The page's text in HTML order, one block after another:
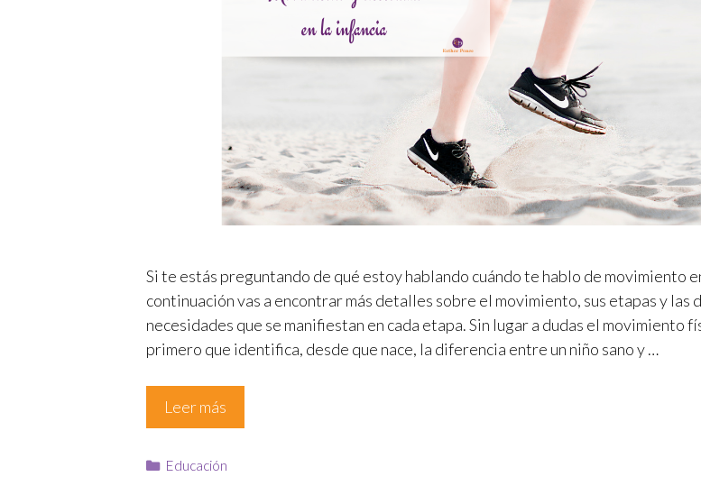
Si te estás preguntando de qué estoy hablando cuándo te hablo de movimiento
continuación vas a encontrar más detalles sobre el movimiento, sus etapas y las
necesidades que se manifiestan en cada etapa. Sin lugar a dudas el movimiento
primero que identifica, desde que nace, la diferencia entre un niño sano y …
Leer más
Educación